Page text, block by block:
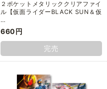
２ポケットメタリッククリアファイ
ル【仮面ライダーBLACK SUN＆仮
…
660円
完売